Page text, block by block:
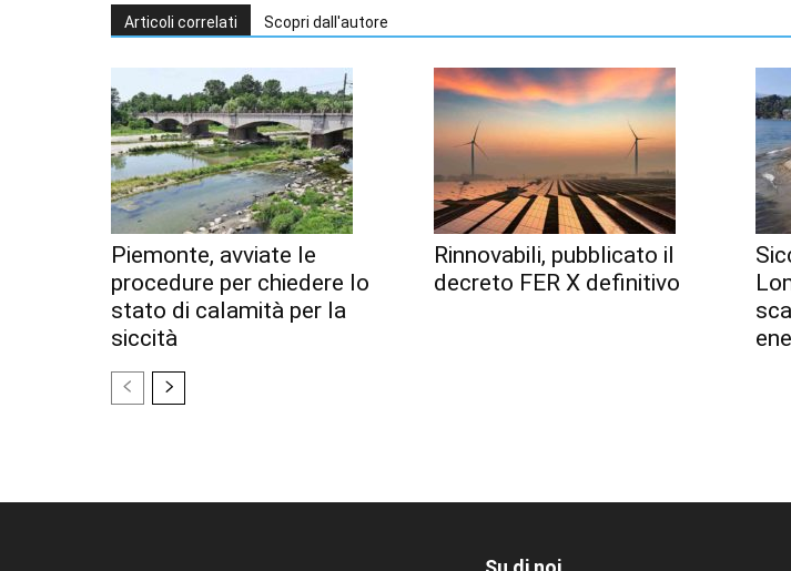
Articoli correlati Scopri dall'autore
Piemonte, avviate le
procedure per chiedere lo
stato di calamità per la
siccità
Rinnovabili, pubblicato il
decreto FER X definitivo